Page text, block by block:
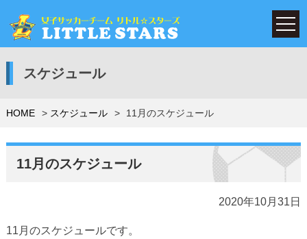
スケジュール
HOME スケジュール 11月のスケジュール
11月のスケジュール
2020年10月31日
11月のスケジュールです。